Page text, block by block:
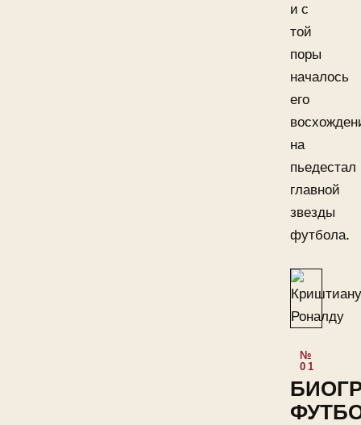
и с
той
поры
началось
его
на
пьедестал
главной
звезды
футбола.